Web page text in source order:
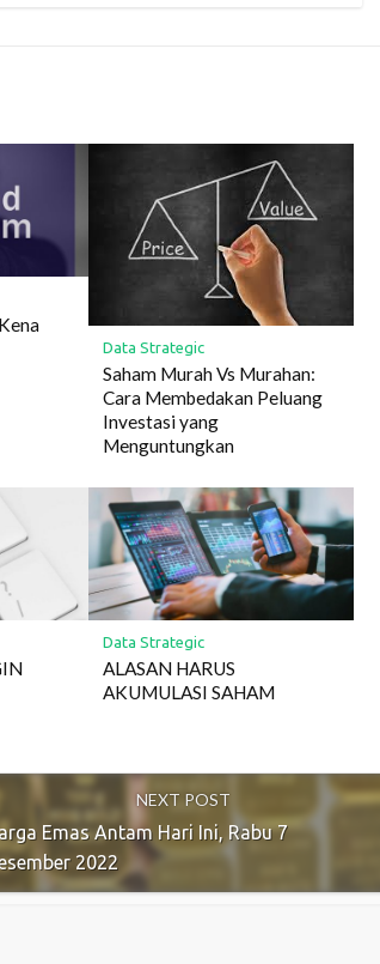
Data Strategic
Saham Murah Vs Murahan:
Cara Membedakan Peluang
Investasi yang
Menguntungkan
Data Strategic
ALASAN HARUS
AKUMULASI SAHAM
NEXT POST
Emas Antam Hari Ini, Rabu 7
2022